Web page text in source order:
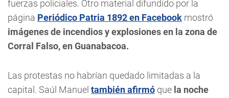
fuerzas policiales. Otro material difundido por la
página Periódico Patria 1892 en Facebook mostró
imágenes de incendios y explosiones en la zona de
Corral Falso, en Guanabacoa.
Las protestas no habrían quedado limitadas a la
capital. Saúl Manuel también afirmó que la noche